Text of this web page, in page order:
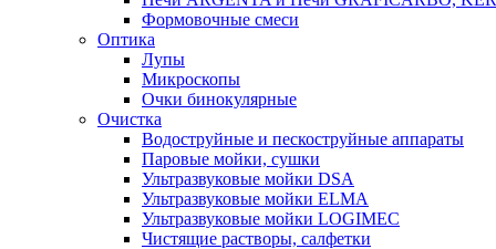
Формовочные смеси
Оптика
Лупы
Микроскопы
Очки бинокулярные
Очистка
Водоструйные и пескоструйные аппараты
Паровые мойки, сушки
Ультразвуковые мойки DSA
Ультразвуковые мойки ELMA
Ультразвуковые мойки LOGIMEC
Чистящие растворы, салфетки